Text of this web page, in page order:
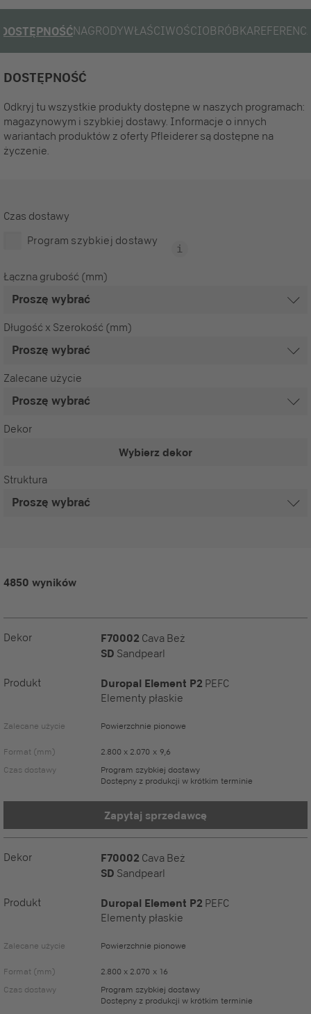
DOSTĘPNOŚĆNAGRODYWŁAŚCIWOŚCIOBRÓBKA
DOSTĘPNOŚĆ
Odkryj tu wszystkie produkty dostępne w naszych programach:
magazynowym i szybkiej dostawy. Informacje o innych
wariantach produktów z oferty Pfleiderer są dostępne na
życzenie.
Czas dostawy
Program szybkiej dostawy
Łączna grubość (mm)
Długość x Szerokość (mm)
Zalecane użycie
Dekor
Wybierz dekor
Struktura
4850 wyników
Dekor F70002 Cava Beż
SD Sandpearl
Produkt Duropal Element P2 PEFC
Elementy płaskie
Zalecane użycie Powierzchnie pionowe
Format (mm)
2.800 x 2.070 x 9,6
Czas dostawy
Program szybkiej dostawy
Dostępny z produkcji w krótkim terminie
Zapytaj sprzedawcę
Dekor F70002 Cava Beż
SD Sandpearl
Produkt Duropal Element P2 PEFC
Elementy płaskie
Zalecane użycie Powierzchnie pionowe
Format (mm)
2.800 x 2.070 x 16
Czas dostawy
Program szybkiej dostawy
Dostępny z produkcji w krótkim terminie